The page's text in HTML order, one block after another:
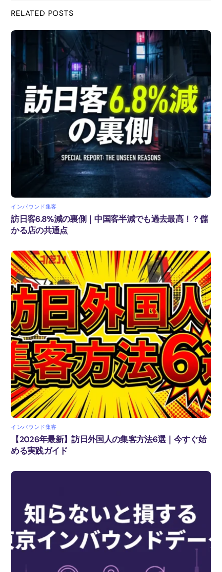
o
RELATED POSTS
インバウンド集客
訪日客6.8%減の裏側｜中国客半減でも過去最高！？儲
かる店の共通点
インバウンド集客
【2026年最新】訪日外国人の集客方法6選｜今すぐ始
める実践ガイド